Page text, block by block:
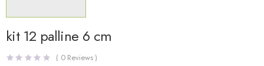
kit 12 palline 6 cm
( 0Reviews )